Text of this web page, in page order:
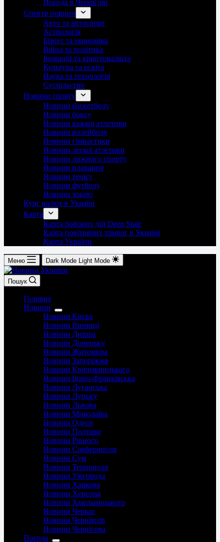
Погода в Чернігові
Спектр новини
Авто та автоспорт
Астрологія
Бізнес та економіка
Війна та політика
Іноваціії та криптовалюта
Культура та освіта
Наука та технологія
Суспільство
Новини спорту
Новини баскетболу
Новини боксу
Новини важкої атлетики
Новини волейболу
Новини гімнастики
Новини легкої атлетики
Новини лижного спорту
Новини плавання
Новини тенісу
Новини футболу
Новини хокею
Курс валют в Україні
Карта
Карта бойових дій Deep State
Карта повітряних тривог в Україні
Карта України
Меню Dark Mode Light Mode
Пошук
Головна
Новини
Новини Києва
Новини Вінниці
Новини Дніпра
Новини Донецьку
Новини Житомира
Новини Запоріжжя
Новини Кропивницького
Новини Івано-Франківська
Новини Луганська
Новини Луцьку
Новини Львова
Новини Миколаїва
Новини Одеси
Новини Полтави
Новини Рівного
Новини Сімферополя
Новини Сум
Новини Тернополя
Новини Ужгорода
Новини Харкова
Новини Херсона
Новини Хмельницького
Новини Черкас
Новини Чернівців
Новини Чернігова
Погода